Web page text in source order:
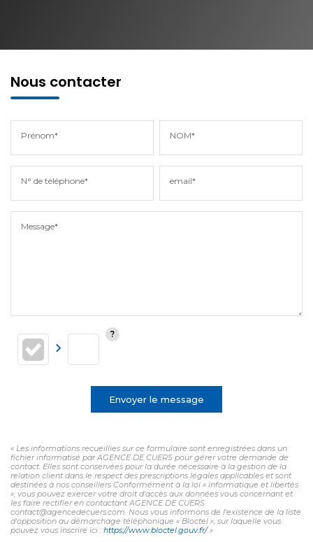
Nous contacter
Prénom* NOM*
N° de téléphone* email*
Message*
Envoyer le message
« Les informations recueillies sur ce formulaire sont enregistrées dans un
fichier informatisé par AGENCE DE CUERS pour gérer votre demande de
contact. Elles sont conservées pour la durée nécessaire à la gestion de la
relation client dans le respect des prescriptions légales applicables et sont
destinées à nos conseillers Conformément à la loi « informatique et libertés
», vous pouvez exercer votre droit d'accès aux données vous concernant et
les faire rectifier en contactant AGENCE DE CUERS
contact@agencedecuers.com. Nous vous informons de l'existence de la liste
d'opposition au démarchage téléphonique « Bloctel », sur laquelle vous
pouvez vous inscrire ici : https://www.bloctel.gouv.fr/»